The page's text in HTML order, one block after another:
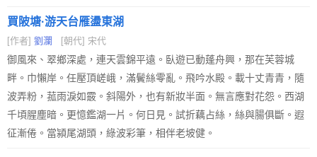
買陂塘·游天台雁盪東湖
[作者] 劉瀾 [朝代] 宋代
御風來、翠鄉深處，連天雲錦平遠。臥遊已動蓬舟興，那在芙蓉城
畔。巾懶岸。任壓頂嵯峨，滿鬢絲零亂。飛吟水殿。載十丈青青，隨
波弄粉，菰雨淚如霰。斜陽外，也有新妝半面。無言應對花怨。西湖
千頃腥塵暗。更憶鑑湖一片。何日見。試折藕占絲，絲與腸俱斷。遐
征漸倦。當潁尾湖頭，綠波彩筆，相伴老坡健。